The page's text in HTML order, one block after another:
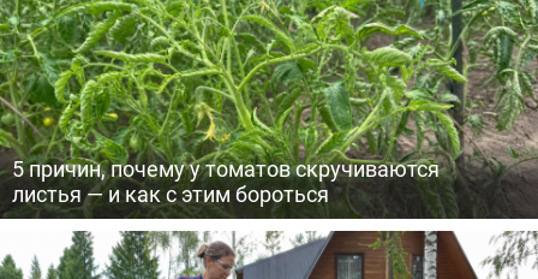
5 причин, почему у томатов скручиваются
листья — и как с этим бороться